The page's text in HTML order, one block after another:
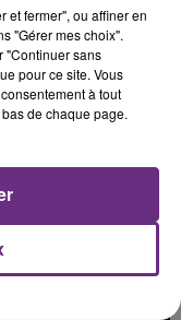
ville
de
et fermer", ou affiner en
"Gérer mes choix".
"Continuer sans
pour ce site. Vous
à tout
de chaque page.